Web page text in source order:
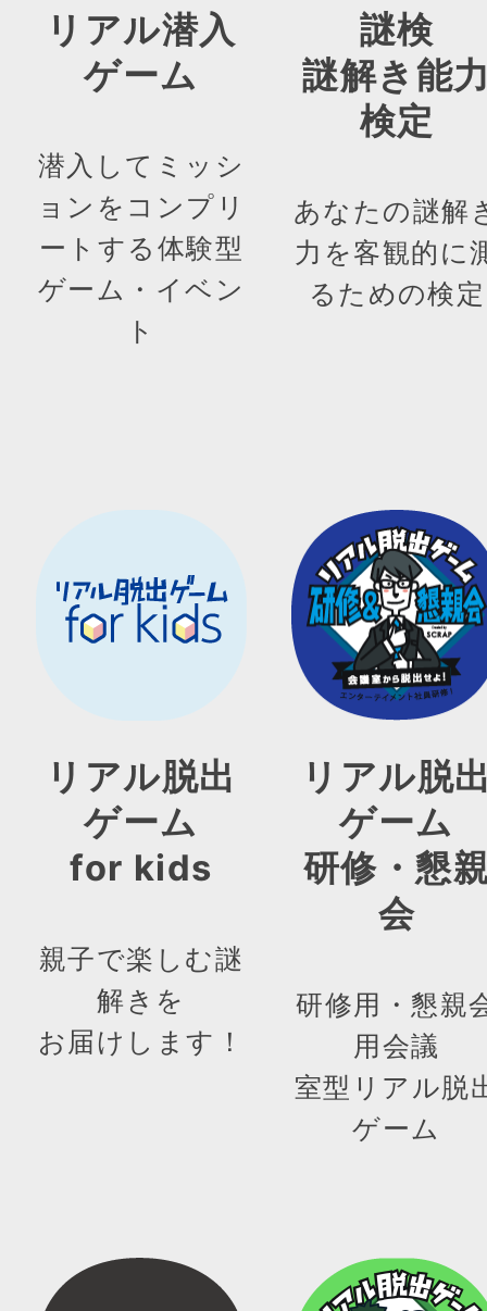
リアル潜入
ゲーム
潜入してミッシ
ョンをコンプリ
ートする体験型
ゲーム・イベン
ト
謎検
謎解き能
検定
あなたの謎解
力を客観的に
るための検定
リアル脱出
ゲーム
for kids
親子で楽しむ謎
解きを
お届けします！
リアル脱
ゲーム
研修・懇
会
研修用・懇親
用会議
室型リアル脱
ゲーム